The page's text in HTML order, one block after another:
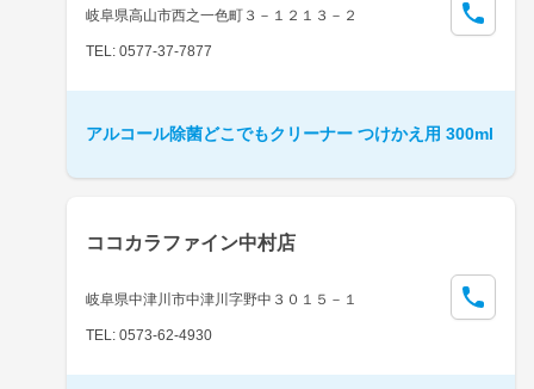
岐阜県高山市西之一色町３－１２１３－２
TEL: 0577-37-7877
アルコール除菌どこでもクリーナー つけかえ用 300ml
ココカラファイン中村店
岐阜県中津川市中津川字野中３０１５－１
TEL: 0573-62-4930